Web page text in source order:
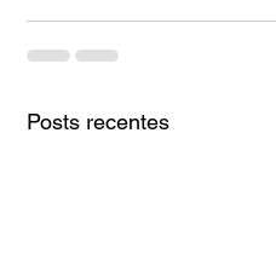
Posts recentes